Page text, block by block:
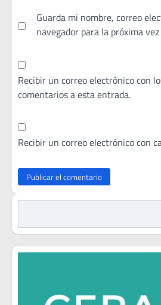
Guarda mi nombre, correo
navegador para la próxima
Recibir un correo electrónico con
comentarios a esta entrada.
Recibir un correo electrónico con